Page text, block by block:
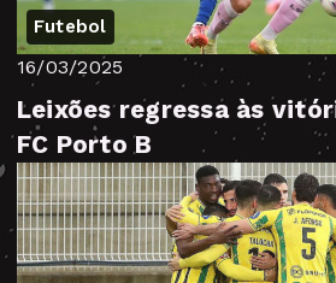
Futebol
16/03/2025
Leixões regressa às
FC Porto B